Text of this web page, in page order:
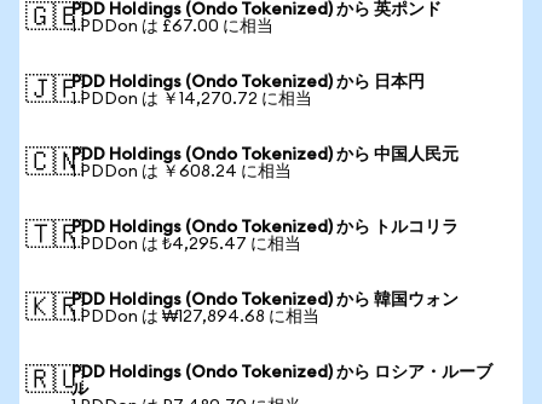
🇬🇧PDD Holdings (Ondo Tokenized) から 英ポンド
1 PDDon は £67.00 に相当
🇯🇵PDD Holdings (Ondo Tokenized) から 日本円
1 PDDon は ￥14,270.72 に相当
🇨🇳PDD Holdings (Ondo Tokenized) から 中国人民元
1 PDDon は ￥608.24 に相当
🇹🇷PDD Holdings (Ondo Tokenized) から トルコリラ
1 PDDon は ₺4,295.47 に相当
🇰🇷PDD Holdings (Ondo Tokenized) から 韓国ウォン
1 PDDon は ₩127,894.68 に相当
🇷🇺PDD Holdings (Ondo Tokenized) から ロシア・ルーブ
ル